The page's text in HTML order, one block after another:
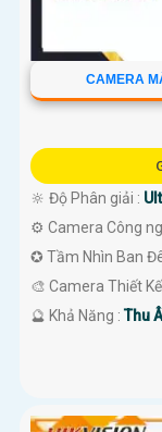
CAMERA
🔆 Độ Phân giải :
⚙ Camera Công
✪ Tầm Nhìn Ban
🎨 Camera Thiết Kế
️🔮 Khả Năng :Thu